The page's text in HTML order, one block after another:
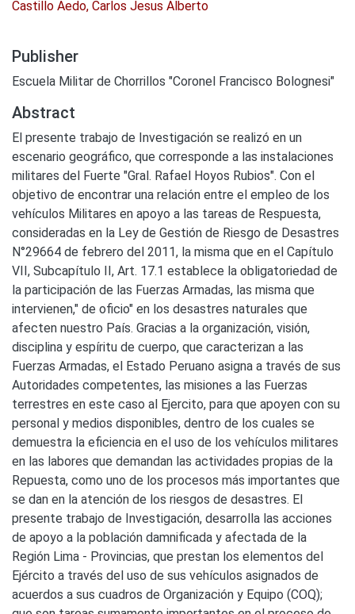
Castillo Aedo, Carlos Jesus Alberto
Publisher
Escuela Militar de Chorrillos "Coronel Francisco Bolognesi"
Abstract
El presente trabajo de Investigación se realizó en un
escenario geográfico, que corresponde a las instalaciones
militares del Fuerte "Gral. Rafael Hoyos Rubios". Con el
objetivo de encontrar una relación entre el empleo de los
vehículos Militares en apoyo a las tareas de Respuesta,
consideradas en la Ley de Gestión de Riesgo de Desastres
N°29664 de febrero del 2011, la misma que en el Capítulo
VII, Subcapítulo II, Art. 17.1 establece la obligatoriedad de
la participación de las Fuerzas Armadas, las misma que
intervienen," de oficio" en los desastres naturales que
afecten nuestro País. Gracias a la organización, visión,
disciplina y espíritu de cuerpo, que caracterizan a las
Fuerzas Armadas, el Estado Peruano asigna a través de sus
Autoridades competentes, las misiones a las Fuerzas
terrestres en este caso al Ejercito, para que apoyen con su
personal y medios disponibles, dentro de los cuales se
demuestra la eficiencia en el uso de los vehículos militares
en las labores que demandan las actividades propias de la
Repuesta, como uno de los procesos más importantes que
se dan en la atención de los riesgos de desastres. El
presente trabajo de Investigación, desarrolla las acciones
de apoyo a la población damnificada y afectada de la
Región Lima - Provincias, que prestan los elementos del
Ejército a través del uso de sus vehículos asignados de
acuerdos a sus cuadros de Organización y Equipo (COQ);